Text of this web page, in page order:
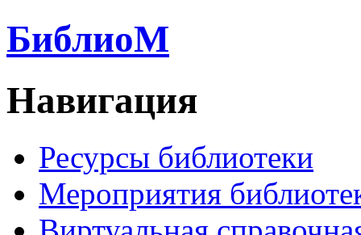
БиблиоМ
Навигация
Ресурсы библиотеки
Мероприятия